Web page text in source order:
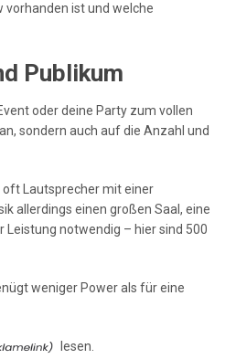
vorhanden ist und welche
Publikum
oder deine Party zum vollen
sondern auch auf die Anzahl und
oft Lautsprecher mit einer
allerdings einen großen Saal, eine
Leistung notwendig – hier sind 500
weniger Power als für eine
lesen.